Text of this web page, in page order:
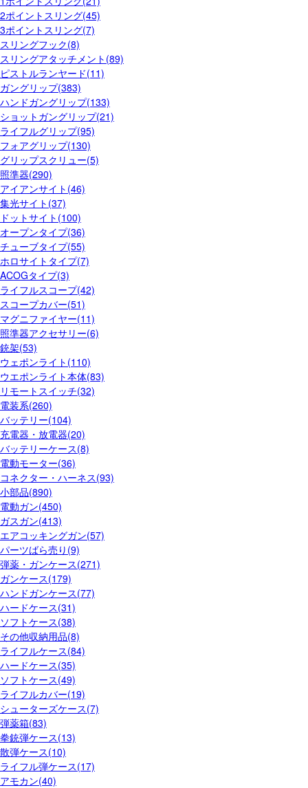
2ポイントスリング(45)
3ポイントスリング(7)
スリングフック(8)
スリングアタッチメント(89)
ピストルランヤード(11)
ガングリップ(383)
ハンドガングリップ(133)
ショットガングリップ(21)
ライフルグリップ(95)
フォアグリップ(130)
グリップスクリュー(5)
照準器(290)
アイアンサイト(46)
集光サイト(37)
ドットサイト(100)
オープンタイプ(36)
チューブタイプ(55)
ホロサイトタイプ(7)
ACOGタイプ(3)
ライフルスコープ(42)
スコープカバー(51)
マグニファイヤー(11)
照準器アクセサリー(6)
銃架(53)
ウェポンライト(110)
ウエポンライト本体(83)
リモートスイッチ(32)
電装系(260)
バッテリー(104)
充電器・放電器(20)
バッテリーケース(8)
電動モーター(36)
コネクター・ハーネス(93)
小部品(890)
電動ガン(450)
ガスガン(413)
エアコッキングガン(57)
パーツばら売り(9)
弾薬・ガンケース(271)
ガンケース(179)
ハンドガンケース(77)
ハードケース(31)
ソフトケース(38)
その他収納用品(8)
ライフルケース(84)
ハードケース(35)
ソフトケース(49)
ライフルカバー(19)
シューターズケース(7)
弾薬箱(83)
拳銃弾ケース(13)
散弾ケース(10)
ライフル弾ケース(17)
アモカン(40)